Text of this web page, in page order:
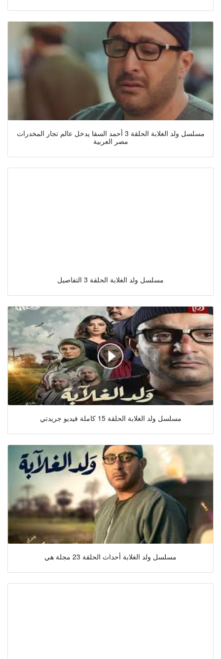
مسلسل ولد الغلابة الحلقة 3 أحمد السقا يدخل عالم تجار المخدرات
مصر العربية
مسلسل ولد الغلابة الحلقة 3 التفاصيل
مسلسل ولد الغلابة الحلقة 15 كاملة فيديو جريدتي
مسلسل ولد الغلابة أحداث الحلقة 23 مجلة هي